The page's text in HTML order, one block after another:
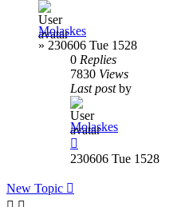
Molaskes
» 230606 Tue 1528
0 Replies
7830 Views
Last postby
Molaskes
230606 Tue 1528
New Topic